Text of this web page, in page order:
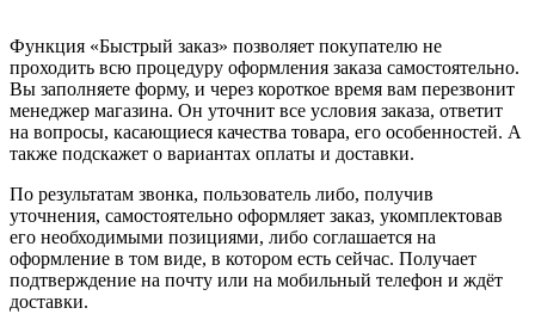
Функция «Быстрый заказ» позволяет покупателю не
проходить всю процедуру оформления заказа самостоятельно.
Вы заполняете форму, и через короткое время вам перезвонит
менеджер магазина. Он уточнит все условия заказа, ответит
на вопросы, касающиеся качества товара, его особенностей. А
также подскажет о вариантах оплаты и доставки.
По результатам звонка, пользователь либо, получив
уточнения, самостоятельно оформляет заказ, укомплектовав
его необходимыми позициями, либо соглашается на
оформление в том виде, в котором есть сейчас. Получает
подтверждение на почту или на мобильный телефон и ждёт
доставки.